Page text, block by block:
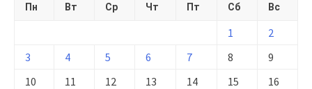
Пн Вт Ср Чт Пт Сб Вс
1
2
3
4 5 6 7 8
9
10
11 12 13 14 15
16